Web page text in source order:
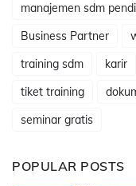
manajemen sdm
Business Partner
training sdm
karir
tiket training
seminar gratis
POPULAR POSTS